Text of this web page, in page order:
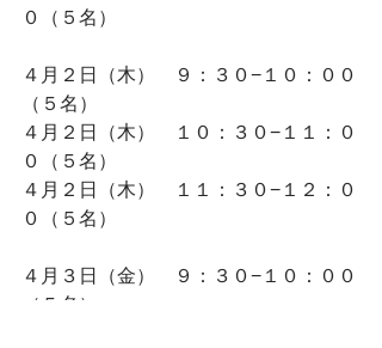
０（５名）
４月２日（木）
９：３０−１０：００
（５名）
４月２日（木）
１０：３０−１１：０
０（５名）
４月２日（木）　１１：３０−１２：０
０（５名）
４月３日（金）　９：３０−１０：００
（５名）